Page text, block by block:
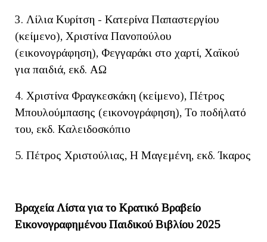
3. Λίλια Κυρίτση - Κατερίνα Παπαστεργίου
(κείμενο), Χριστίνα Πανοπούλου
(εικονογράφηση), Φεγγαράκι στο χαρτί, Χαϊκού
για παιδιά, εκδ. ΑΩ
4. Χριστίνα Φραγκεσκάκη (κείμενο), Πέτρος
Μπουλούμπασης (εικονογράφηση), Το ποδήλατό
του, εκδ. Καλειδοσκόπιο
5. Πέτρος Χριστούλιας, H Μαγεμένη, εκδ. Ίκαρος
Βραχεία Λίστα για το Κρατικό Βραβείο
Εικονογραφημένου Παιδικού Βιβλίου 2025